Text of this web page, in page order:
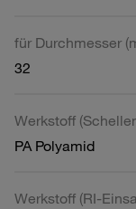
für Durchmesser
32
Werkstoff
PA Polyamid
Werkstoff (RI-